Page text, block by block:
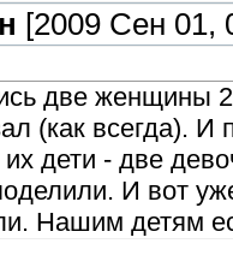
[2009 Сен 01,
две женщины
(как всегда).
дети - две
И вот
Нашим детям